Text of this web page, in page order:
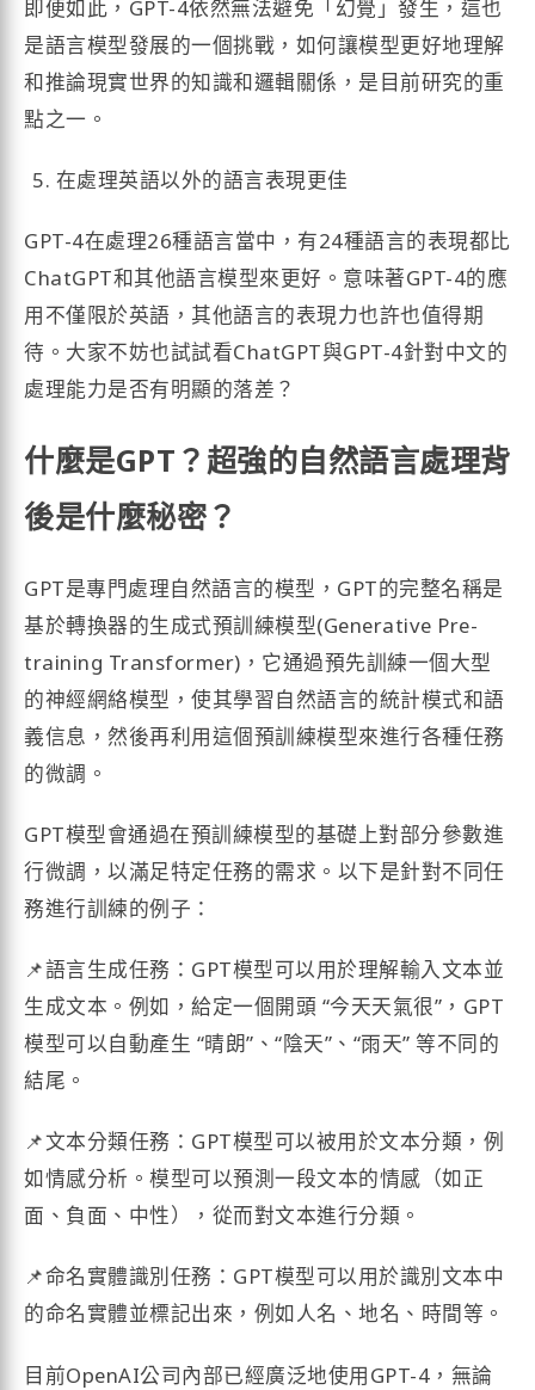
即便如此，GPT-4依然無法避免「幻覺」發生，這也
是語言模型發展的一個挑戰，如何讓模型更好地理解
和推論現實世界的知識和邏輯關係，是目前研究的重
點之一。
在處理英語以外的語言表現更佳
GPT-4在處理26種語言當中，有24種語言的表現都比
ChatGPT和其他語言模型來更好。意味著GPT-4的應
用不僅限於英語，其他語言的表現力也許也值得期
待。大家不妨也試試看ChatGPT與GPT-4針對中文的
處理能力是否有明顯的落差？
什麼是GPT？超強的自然語言處理背
後是什麼秘密？
GPT是專門處理自然語言的模型，GPT的完整名稱是
基於轉換器的生成式預訓練模型(Generative Pre-
training Transformer)，它通過預先訓練一個大型
的神經網絡模型，使其學習自然語言的統計模式和語
義信息，然後再利用這個預訓練模型來進行各種任務
的微調。
GPT模型會通過在預訓練模型的基礎上對部分參數進
行微調，以滿足特定任務的需求。以下是針對不同任
務進行訓練的例子：
📌語言生成任務：GPT模型可以用於理解輸入文本並
生成文本。例如，給定一個開頭 “今天天氣很”，GPT
模型可以自動產生 “晴朗”、“陰天”、“雨天” 等不同的
結尾。
📌文本分類任務：GPT模型可以被用於文本分類，例
如情感分析。模型可以預測一段文本的情感（如正
面、負面、中性），從而對文本進行分類。
📌命名實體識別任務：GPT模型可以用於識別文本中
的命名實體並標記出來，例如人名、地名、時間等。
目前OpenAI公司內部已經廣泛地使用GPT-4，無論